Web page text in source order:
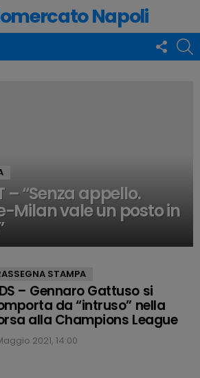
US
– “Senza appello.
Milan vale un posto in
STAMPA
– Gennaro Gattuso si
da “intruso” nella
alla Champions League
2021, 14:00